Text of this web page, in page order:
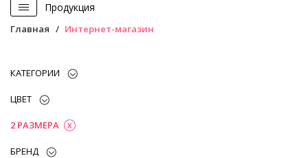
Продукция
Главная Интернет-магазин
КАТЕГОРИИ
ЦВЕТ
2 РАЗМЕРА
БРЕНД